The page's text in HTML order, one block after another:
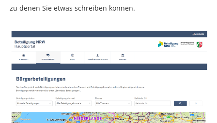
zu denen Sie etwas schreiben können.